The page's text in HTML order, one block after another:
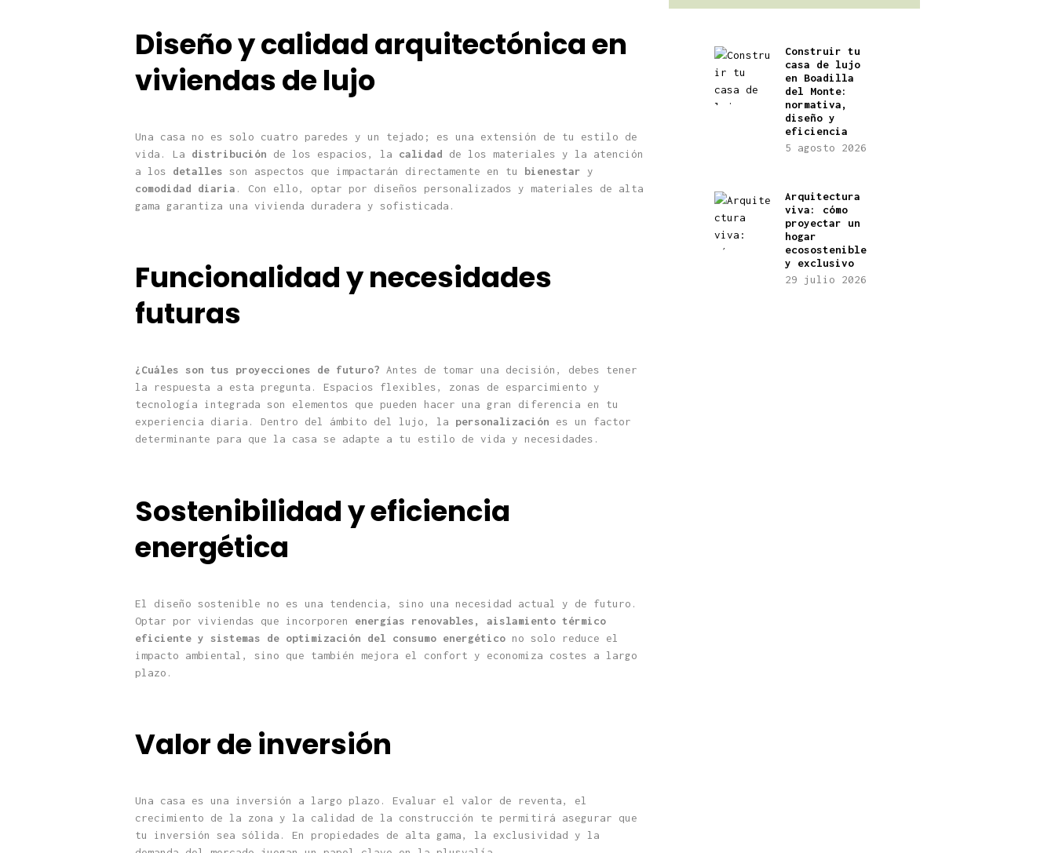
Diseño y calidad arquitectónica en
viviendas de lujo
Una casa no es solo cuatro paredes y un tejado; es una extensión de tu estilo de
vida. La distribución de los espacios, la calidad de los materiales y la atención
a los detalles son aspectos que impactarán directamente en tu bienestar y
comodidad
diaria . Con ello, optar por diseños personalizados y materiales de alta
gama garantiza una vivienda duradera y sofisticada.
Funcionalidad y necesidades
futuras
¿Cuáles son tus proyecciones de futuro? Antes de tomar una decisión, debes tener
la respuesta a esta pregunta. Espacios flexibles, zonas de esparcimiento y
tecnología integrada son elementos que pueden hacer una gran diferencia en tu
experiencia diaria. Dentro del ámbito del lujo, la personalización es un factor
determinante para que la casa se adapte a tu estilo de vida y necesidades.
Sostenibilidad y eficiencia
energética
El diseño sostenible no es una tendencia, sino una necesidad actual y de futuro.
Optar por viviendas que incorporen energías renovables, aislamiento térmico
eficiente y sistemas de optimización del consumo energético no solo reduce el
impacto ambiental, sino que también mejora el confort y economiza costes a largo
plazo.
Valor de inversión
Una casa es una inversión a largo plazo. Evaluar el valor de reventa, el
crecimiento de la zona y la calidad de la construcción te permitirá asegurar que
tu inversión sea sólida. En propiedades de alta gama, la exclusividad y la
Construir tu
casa de lujo
en Boadilla
del Monte:
normativa,
diseño y
eficiencia
5 agosto 2026
Arquitectura
viva: cómo
proyectar un
hogar
ecosostenible
y exclusivo
29 julio 2026